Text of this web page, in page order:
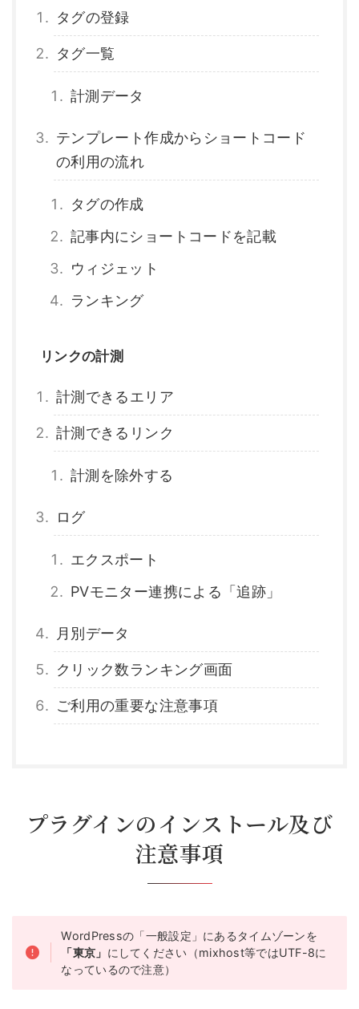
タグの登録
タグ一覧
計測データ
テンプレート作成からショートコード
の利用の流れ
タグの作成
記事内にショートコードを記載
ウィジェット
ランキング
リンクの計測
計測できるエリア
計測できるリンク
計測を除外する
ログ
エクスポート
PVモニター連携による「追跡」
月別データ
クリック数ランキング画面
ご利用の重要な注意事項
プラグインのインストール及び
注意事項
WordPressの「一般設定」にあるタイムゾーンを
「東京」 にしてください（mixhost等ではUTF-8に
なっているので注意）